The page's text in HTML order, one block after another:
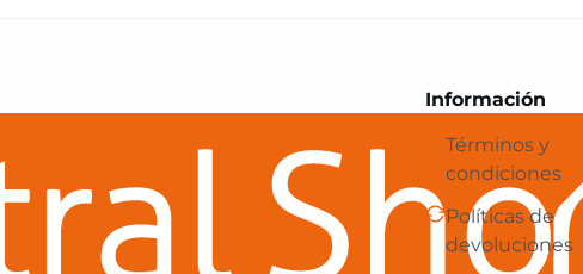
Central Shop es tu e-commerce en
Información
Términos y
condiciones
Políticas de
devoluciones